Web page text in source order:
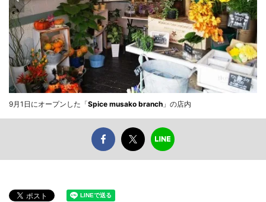
9月1日にオープンした「Spice musako branch 」の店内